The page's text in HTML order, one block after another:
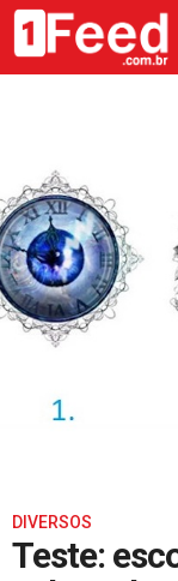
DIVERSOS
Teste: